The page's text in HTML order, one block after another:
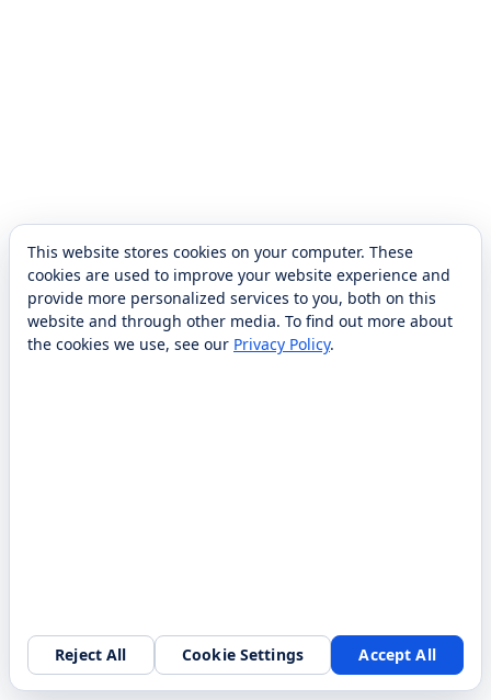
This website stores cookies on your computer. These
cookies are used to improve your website experience and
provide more personalized services to you, both on this
website and through other media. To find out more about
the cookies we use, see our Privacy Policy.
Reject All Cookie Settings Accept All